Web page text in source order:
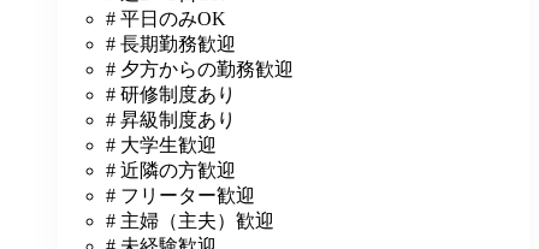
# 平日のみOK
# 長期勤務歓迎
# 夕方からの勤務歓迎
# 研修制度あり
# 昇級制度あり
# 大学生歓迎
# 近隣の方歓迎
# フリーター歓迎
# 主婦（主夫）歓迎